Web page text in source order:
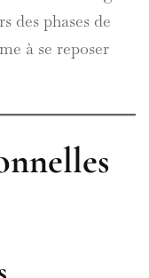
des phases de
à se reposer